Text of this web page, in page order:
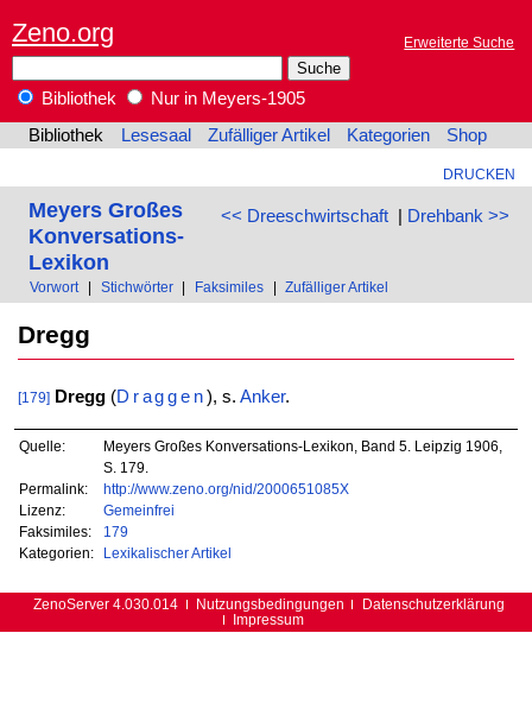
Zeno.org Erweiterte Suche
Bibliothek
Nur in Meyers-1905
Bibliothek
Lesesaal Zufälliger Artikel Kategorien Shop
DRUCKEN
<< Dreeschwirtschaft| Drehbank >>
Meyers Großes
Konversations-
Lexikon
Vorwort Stichwörter Faksimiles Zufälliger Artikel
Dregg
[179] Dregg(Draggen), s.Anker.
Quelle:
Meyers Großes Konversations-Lexikon, Band 5. Leipzig 1906,
S. 179.
Permalink:
http://www.zeno.org/nid/2000651085X
Lizenz:
Gemeinfrei
Faksimiles:
179
Kategorien:
Lexikalischer Artikel
ZenoServer 4.030.014 Nutzungsbedingungen
Datenschutzerklärung
Impressum